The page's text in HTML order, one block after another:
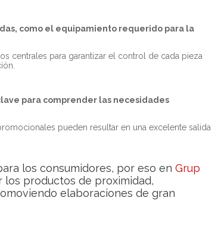
como el equipamiento requerido para la
centrales para garantizar el control de cada pieza
para comprender las necesidades
pueden resultar en una excelente salida
los consumidores, por eso enGrup
los productos de proximidad,
elaboraciones de gran